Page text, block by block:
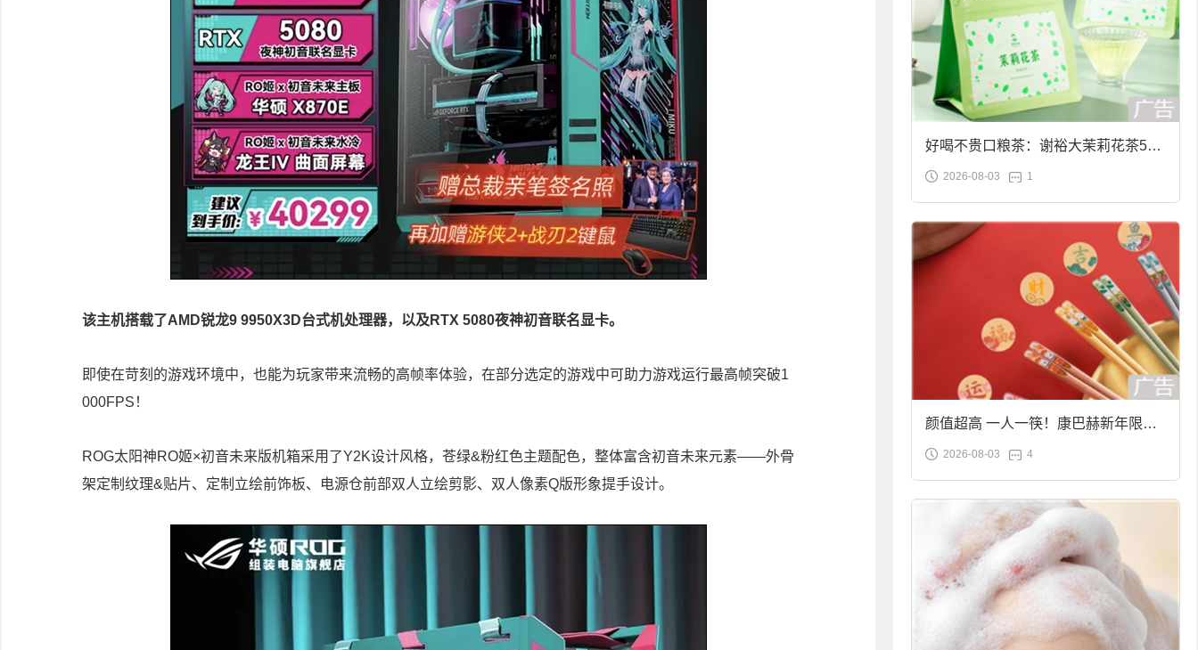
该主机搭载了AMD锐龙9 9950X3D台式机处理器，以及RTX 5080夜神初音联名显卡。
即使在苛刻的游戏环境中，也能为玩家带来流畅的高帧率体验，在部分选定的游戏中可助力游戏运行最高帧突破1
000FPS！
ROG太阳神RO姬×初音未来版机箱采用了Y2K设计风格，苍绿&粉红色主题配色，整体富含初音未来元素——外骨
架定制纹理&贴片、定制立绘前饰板、电源仓前部双人立绘剪影、双人像素Q版形象提手设计。
好喝不贵口粮茶：谢裕大茉莉花茶50g
袋装9.9元到手
2026-08-03 1
颜值超高 一人一筷！康巴赫新年限定
合金筷子大促：19.9元
2026-08-03 4